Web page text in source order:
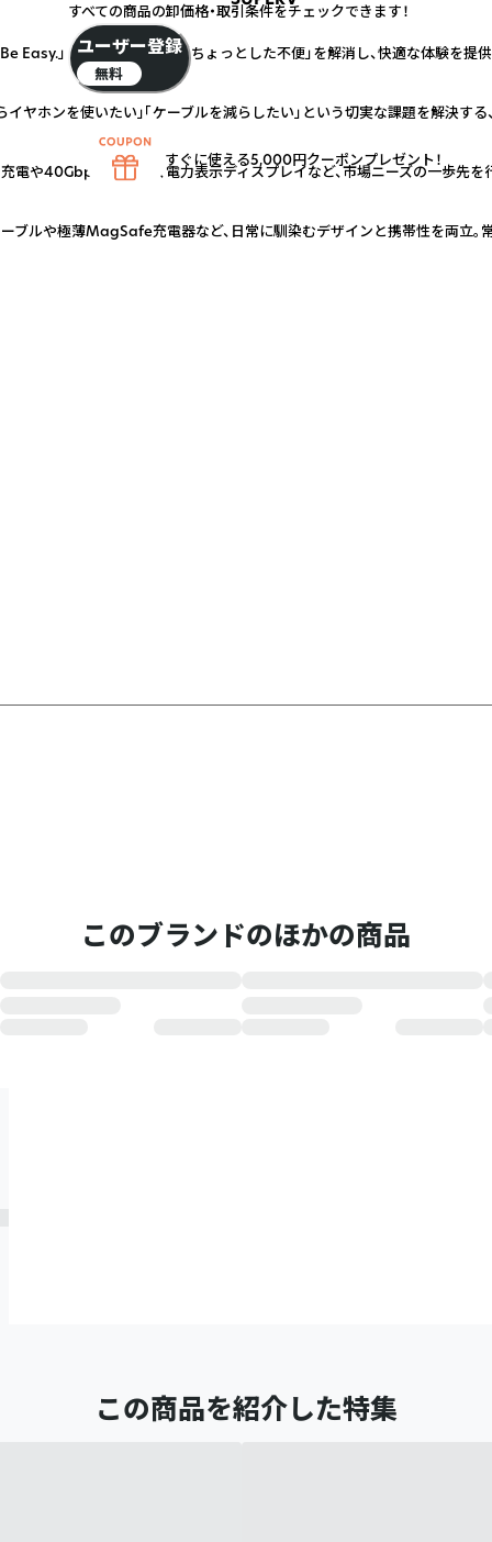
Easy.」 生活の中で感じる「ちょっとした不便」を解消し、快適な体験を提
イヤホンを使いたい」「ケーブルを減らしたい」という切実な課題を解決す
電や40Gbps高速転送、電力表示ディスプレイなど、市場ニーズの一歩先を
ブルや極薄MagSafe充電器など、日常に馴染むデザインと携帯性を両立。
このブランドのほかの商品
この商品を紹介した特集
すべての商品の卸価格・取引条件をチェックできます！
ユーザー登録
無料
すぐに使える5,000円クーポンプレゼント！